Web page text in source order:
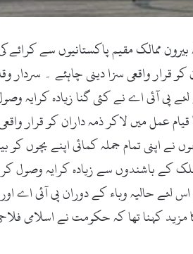
ممالک مقیم پاکستانیوں سے کرائے
واقعی سزا دینی چاہئے ۔ سردار
پی آئی اے نے کئی گنا زیادہ کرایہ
عمل میں لاکر ذمہ داران کو قرار
اپنی تمام جملہ کمائی اپنے بچوں کو
باشندوں سے زیادہ کرایہ وصول
اس لئے حالیہ وباء کے دوران پی آئی اے
مزید کہنا تھا کہ حکومت نے اسلامی